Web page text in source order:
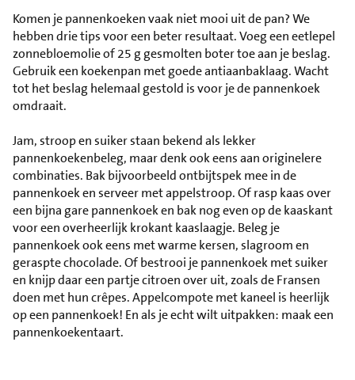
Komen je pannenkoeken vaak niet mooi uit de pan? We
hebben drie tips voor een beter resultaat. Voeg een eetlepel
zonnebloemolie of 25 g gesmolten boter toe aan je beslag.
Gebruik een koekenpan met goede antiaanbaklaag. Wacht
tot het beslag helemaal gestold is voor je de pannenkoek
omdraait.
Jam, stroop en suiker staan bekend als lekker
pannenkoekenbeleg, maar denk ook eens aan originelere
combinaties. Bak bijvoorbeeld ontbijtspek mee in de
pannenkoek en serveer met appelstroop. Of rasp kaas over
een bijna gare pannenkoek en bak nog even op de kaaskant
voor een overheerlijk krokant kaaslaagje. Beleg je
pannenkoek ook eens met warme kersen, slagroom en
geraspte chocolade. Of bestrooi je pannenkoek met suiker
en knijp daar een partje citroen over uit, zoals de Fransen
doen met hun crêpes. Appelcompote met kaneel is heerlijk
op een pannenkoek! En als je echt wilt uitpakken: maak een
pannenkoekentaart.